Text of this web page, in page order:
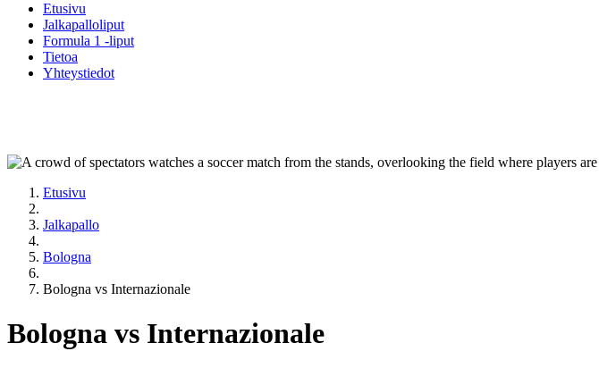
Etusivu
Jalkapalloliput
Formula 1 -liput
Tietoa
Yhteystiedot
Etusivu
Jalkapallo
Bologna
Bologna vs Internazionale
Bologna vs Internazionale